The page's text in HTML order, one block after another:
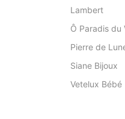
Lambert
Ô Paradis du
Pierre de
Siane Bijoux
Vetelux Bébé